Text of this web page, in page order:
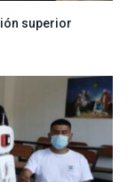
superior